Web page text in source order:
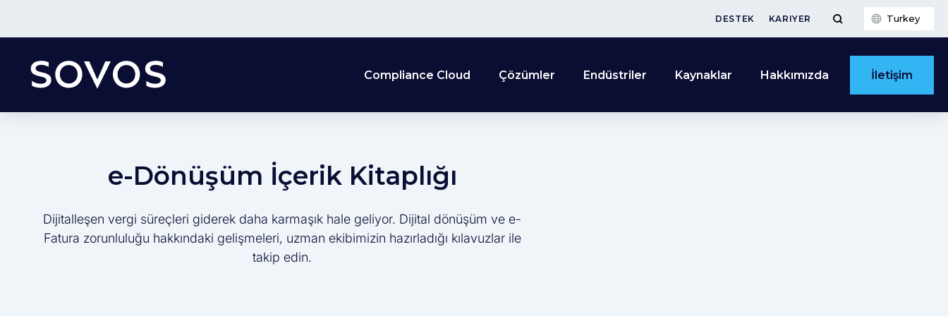
DESTEK KARIYER Turkey
Compliance Cloud Çözümler Endüstriler Kaynaklar Hakkımızda İletişim
e-Dönüşüm İçerik Kitaplığı
Dijitalleşen vergi süreçleri giderek daha karmaşık hale geliyor. Dijital dönüşüm ve e-
Fatura zorunluluğu hakkındaki gelişmeleri, uzman ekibimizin hazırladığı kılavuzlar ile
takip edin.